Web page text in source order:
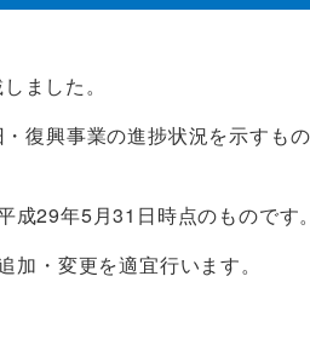
ました。
復興事業の進捗状況を示すも
29年5月31日時点のものです。
・変更を適宜行います。